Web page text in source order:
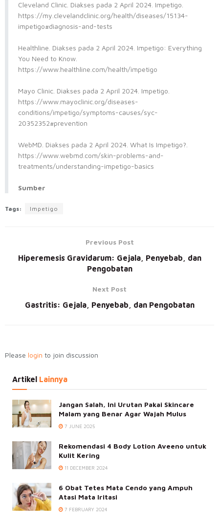
Cleveland Clinic. Diakses pada 2 April 2024. Impetigo.
https://my.clevelandclinic.org/health/diseases/15134-
impetigo#diagnosis-and-tests
Healthline. Diakses pada 2 April 2024. Impetigo: Everything
You Need to Know.
https://www.healthline.com/health/impetigo
Mayo Clinic. Diakses pada 2 April 2024. Impetigo.
https://www.mayoclinic.org/diseases-
conditions/impetigo/symptoms-causes/syc-
20352352#prevention
WebMD. Diakses pada 2 April 2024. What Is Impetigo?.
https://www.webmd.com/skin-problems-and-
treatments/understanding-impetigo-basics
Sumber
Tags: Impetigo
Previous Post
Hiperemesis Gravidarum: Gejala, Penyebab, dan
Pengobatan
Next Post
Gastritis: Gejala, Penyebab, dan Pengobatan
Please login to join discussion
Artikel Lainnya
Jangan Salah, Ini Urutan Pakai Skincare
Malam yang Benar Agar Wajah Mulus
7 JUNE 2025
Rekomendasi 4 Body Lotion Aveeno untuk
Kulit Kering
11 DECEMBER 2024
6 Obat Tetes Mata Cendo yang Ampuh
Atasi Mata Iritasi
7 FEBRUARY 2024